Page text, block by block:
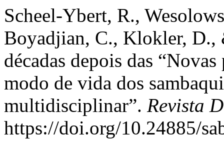
Scheel-Ybert, R.,
Boyadjian, C., Klokler,
décadas depois das
modo de vida dos
multidisciplinar”. Revista
https://doi.org/10.24885/